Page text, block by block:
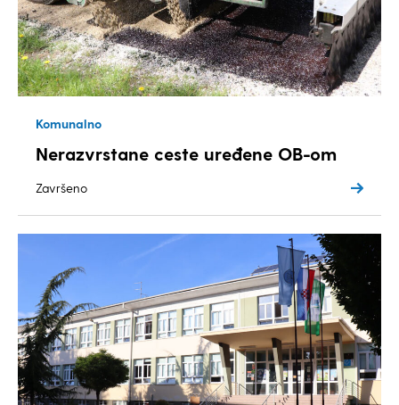
Komunalno
Nerazvrstane ceste uređene OB-om
Završeno